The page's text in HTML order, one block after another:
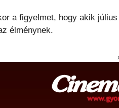
a figyelmet, hogy akik
élménynek.